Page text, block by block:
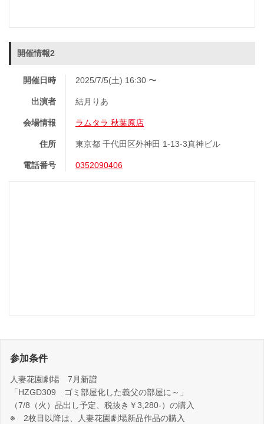
開催情報2
開催日時 2025/7/5(土) 16:30 〜
出演者 結月りあ
会場情報 ラムタラ 秋葉原店
住所 東京都 千代田区外神田 1-13-3真神ビル
電話番号 0352090406
参加条件
人妻花園劇場 7月新譜
「HZGD309 ゴミ部屋化した義父の部屋に～」
（7/8（火）品出し予定、税抜き￥3,280-）の購入
※ 2枚目以降は、人妻花園劇場新品作品の購入